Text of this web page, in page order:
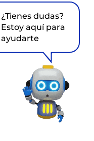
¿Tienes dudas?
Estoy aquí para
ayudarte